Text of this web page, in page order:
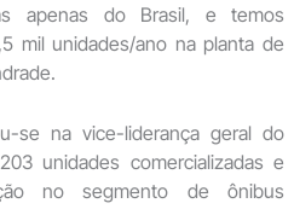
apenas do Brasil, e temos
mil unidades/ano na planta de
se na vice-liderança geral do
unidades comercializadas e
no segmento de ônibus